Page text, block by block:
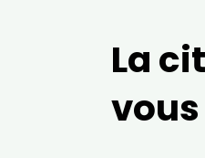
La